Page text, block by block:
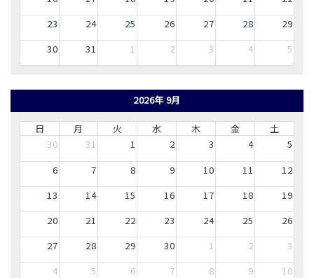
23
24 25 26 27 28
29
30
31 1 2 3 4 5
2026年 9月
日 月 火 水 木 金
土
30
31 1 2 3 4
5
6
7 8 9 10 11
12
13
14 15 16 17 18
19
20
21 22 23 24 25
26
27
28 29 30 1 2
3
4
5 6 7 8 9 10